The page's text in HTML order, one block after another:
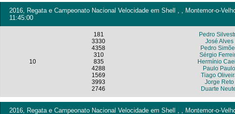
2016, Regata e Campeonato Nacional Velocidade em Shell , , Montemor-o-
11:45:00
10
181
3330
4358
310
835
4288
1569
3993
2746
Pedro
José Alves
Pedro
Sérgio
Hermínio
Paulo Paulo
Tiago
Jorge Reto
Duarte
2016, Regata e Campeonato Nacional Velocidade em Shell , , Montemor-o-